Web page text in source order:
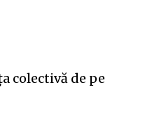
colectivă de pe